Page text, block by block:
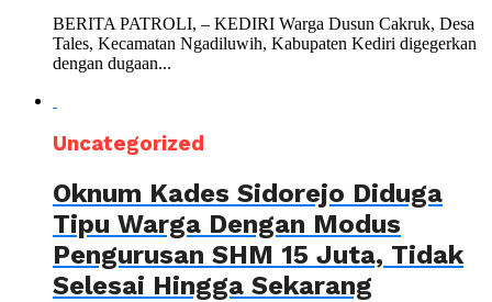
BERITA PATROLI, – KEDIRI Warga Dusun Cakruk, Desa
Tales, Kecamatan Ngadiluwih, Kabupaten Kediri digegerkan
dengan dugaan...
Uncategorized
Oknum Kades Sidorejo Diduga
Tipu Warga Dengan Modus
Pengurusan SHM 15 Juta, Tidak
Selesai Hingga Sekarang